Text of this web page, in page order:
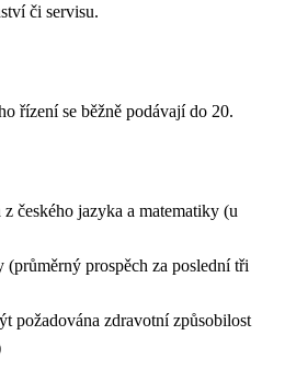
či servisu.
řízení se běžně podávají do 20.
českého jazyka a matematiky (u
prospěch za poslední tři
požadována zdravotní způsobilost